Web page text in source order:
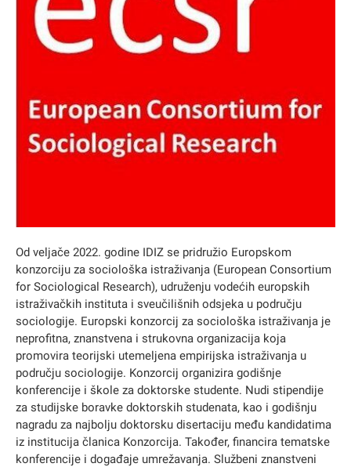
Od veljače 2022. godine IDIZ se pridružio Europskom
konzorciju za sociološka istraživanja (European Consortium
for Sociological Research), udruženju vodećih europskih
istraživačkih instituta i sveučilišnih odsjeka u području
sociologije. Europski konzorcij za sociološka istraživanja je
neprofitna, znanstvena i strukovna organizacija koja
promovira teorijski utemeljena empirijska istraživanja u
području sociologije. Konzorcij organizira godišnje
konferencije i škole za doktorske studente. Nudi stipendije
za studijske boravke doktorskih studenata, kao i godišnju
nagradu za najbolju doktorsku disertaciju među kandidatima
iz institucija članica Konzorcija. Također, financira tematske
konferencije i događaje umrežavanja. Službeni znanstveni